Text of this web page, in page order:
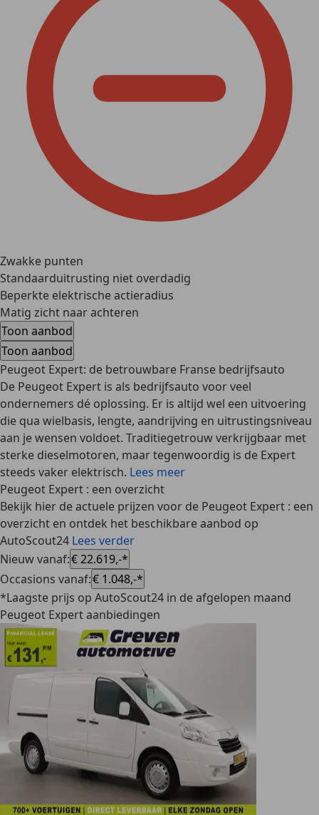
Zwakke punten
Standaarduitrusting niet overdadig
Beperkte elektrische actieradius
Matig zicht naar achteren
Toon aanbod
Toon aanbod
Peugeot Expert: de betrouwbare Franse bedrijfsauto
De Peugeot Expert is als bedrijfsauto voor veel
ondernemers dé oplossing. Er is altijd wel een uitvoering
die qua wielbasis, lengte, aandrijving en uitrustingsniveau
aan je wensen voldoet. Traditiegetrouw verkrijgbaar met
sterke dieselmotoren, maar tegenwoordig is de Expert
steeds vaker elektrisch. Lees meer
Peugeot Expert : een overzicht
Bekijk hier de actuele prijzen voor de Peugeot Expert : een
overzicht en ontdek het beschikbare aanbod op
AutoScout24 Lees verder
Nieuw vanaf:€ 22.619,-*
Occasions vanaf:€ 1.048,-*
*Laagste prijs op AutoScout24 in de afgelopen maand
Peugeot Expert aanbiedingen